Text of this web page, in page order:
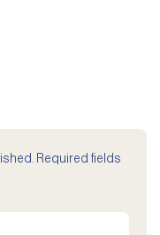
Required fields